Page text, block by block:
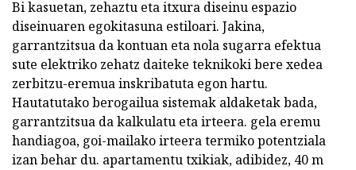
Bi kasuetan, zehaztu eta itxura diseinu espazio
diseinuaren egokitasuna estiloari. Jakina,
garrantzitsua da kontuan eta nola sugarra efektua
sute elektriko zehatz daiteke teknikoki bere xedea
zerbitzu-eremua inskribatuta egon hartu.
Hautatutako berogailua sistemak aldaketak bada,
garrantzitsua da kalkulatu eta irteera. gela eremu
handiagoa, goi-mailako irteera termiko potentziala
izan behar du. apartamentu txikiak, adibidez, 40 m